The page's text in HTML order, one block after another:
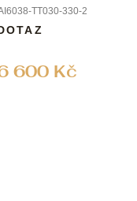
TT030-330-2
600 Kč